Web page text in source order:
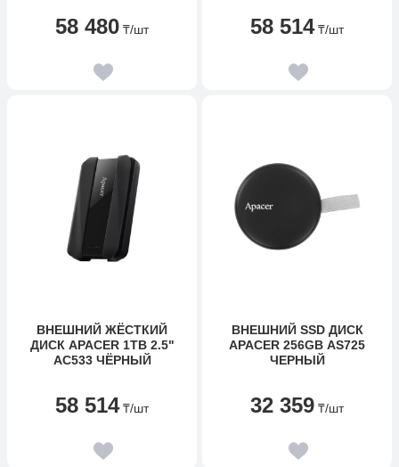
58 480 ₸/шт 58 514 ₸/шт
ВНЕШНИЙ ЖЁСТКИЙ
ДИСК APACER 1TB 2.5"
AC533 ЧЁРНЫЙ
58 514 ₸/шт
ВНЕШНИЙ SSD ДИСК
APACER 256GB AS725
ЧЕРНЫЙ
32 359 ₸/шт